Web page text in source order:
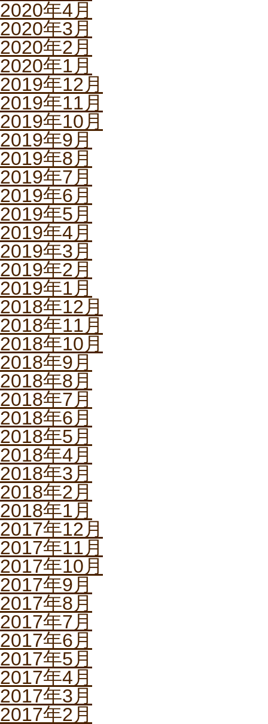
2020年4月
2020年3月
2020年2月
2020年1月
2019年12月
2019年11月
2019年10月
2019年9月
2019年8月
2019年7月
2019年6月
2019年5月
2019年4月
2019年3月
2019年2月
2019年1月
2018年12月
2018年11月
2018年10月
2018年9月
2018年8月
2018年7月
2018年6月
2018年5月
2018年4月
2018年3月
2018年2月
2018年1月
2017年12月
2017年11月
2017年10月
2017年9月
2017年8月
2017年7月
2017年6月
2017年5月
2017年4月
2017年3月
2017年2月